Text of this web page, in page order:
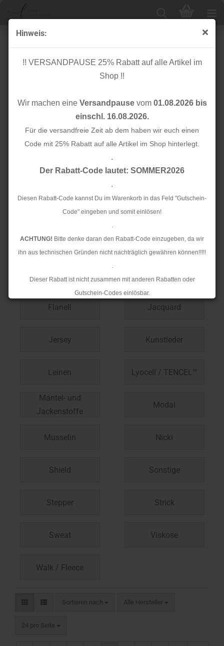
Hinweis:
!! VERSANDPAUSE 25% Rabatt auf alle Artikel im
Shop !!
Wir machen eine Versandpausevom 01.08.2026 bis
einschl. 16.08.2026.
Für die versandfreie Zeit ab dem haben wir euch einen
Code mit 25% Rabatt auf alle Artikel im Shop hinterlegt.
.
Der Rabatt-Code lautet: SOMMER2026
.
Diesen Rabatt-Code kannst Du im Warenkorb in das Feld "Gutschein-
Code" eingeben und somit einlösen!
.
ACHTUNG! Bitte denke daran den Rabatt-Code einzugeben, da wir
ihn aus technischen Gründen nicht nachträglich gewähren können!!!!!
.
Dieser Rabatt ist nicht zusammen mit anderen Rabatten oder
Gutschein-Codes einlösbar.
% SALE %
40% Sale 50% Sale
Bänder & Borten Baumwolle Webware
Bündchen Cord
Flanell Jacquard
Jersey Kunstleder
Leinen Lyocell / TENCEL™
Mantel- und
Jackenstoffe
Modal
Musselin Nicki
Shield Sonstige
Stepper Strick
Sweat Viskose
Walk / Fleece
Sortieren nach Alle Hersteller
24 pro Seite